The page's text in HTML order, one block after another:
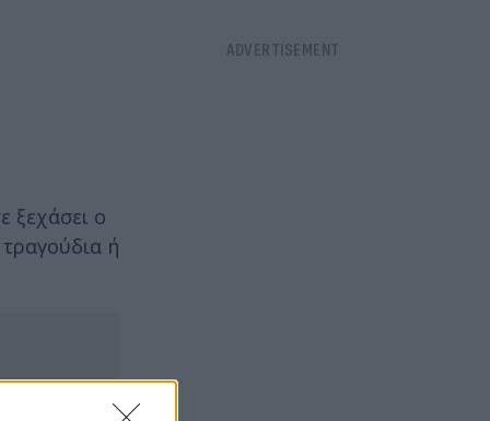
ξεχάσει ο
ή